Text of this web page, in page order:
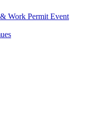
Work Permit Event